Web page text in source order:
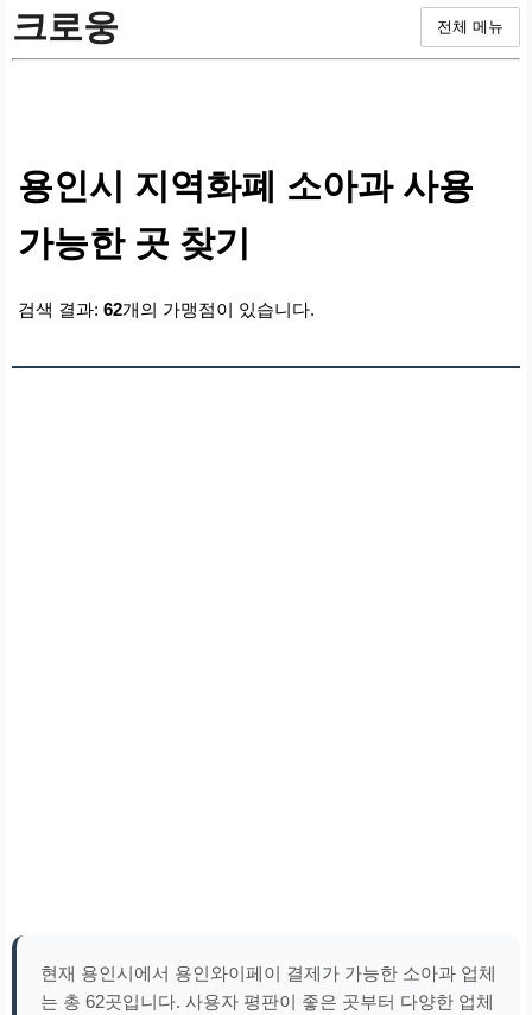
크로웅 전체 메뉴
용인시 지역화폐 소아과 사용
가능한 곳 찾기
검색 결과: 62개의 가맹점이 있습니다.
현재 용인시에서 용인와이페이 결제가 가능한 소아과 업체
는 총 62곳입니다. 사용자 평판이 좋은 곳부터 다양한 업체